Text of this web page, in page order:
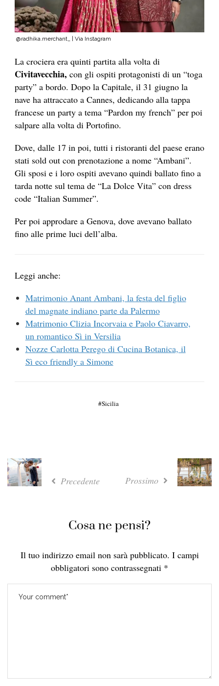
@radhika.merchant_ | Via Instagram
La crociera era quinti partita alla volta di
Civitavecchia, con gli ospiti protagonisti di un “toga
party” a bordo. Dopo la Capitale, il 31 giugno la
nave ha attraccato a Cannes, dedicando alla tappa
francese un party a tema “Pardon my french” per poi
salpare alla volta di Portofino.
Dove, dalle 17 in poi, tutti i ristoranti del paese erano
stati sold out con prenotazione a nome “Ambani”.
Gli sposi e i loro ospiti avevano quindi ballato fino a
tarda notte sul tema de “La Dolce Vita” con dress
code “Italian Summer”.
Per poi approdare a Genova, dove avevano ballato
fino alle prime luci dell’alba.
Leggi anche:
Matrimonio Anant Ambani, la festa del figlio
del magnate indiano parte da Palermo
Matrimonio Clizia Incorvaia e Paolo Ciavarro,
un romantico Sì in Versilia
Nozze Carlotta Perego di Cucina Botanica, il
Sì eco friendly a Simone
Sicilia
Precedente Prossimo
Cosa ne pensi?
Il tuo indirizzo email non sarà pubblicato. I campi
obbligatori sono contrassegnati *